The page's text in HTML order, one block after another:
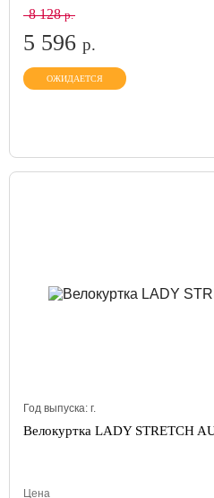
8 128р.
5 596 р.
ОЖИДАЕТСЯ
Год выпуска: г.
Велокуртка LADY STRETCH
Цена